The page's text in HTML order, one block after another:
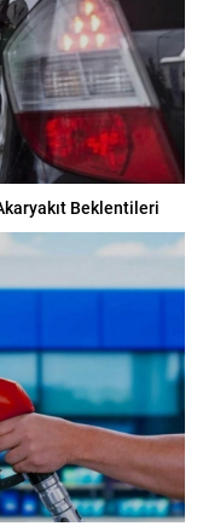
Beklentileri